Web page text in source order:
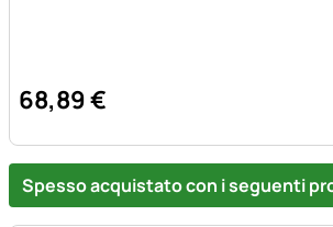
68,89€
Spesso acquistato con i seguenti